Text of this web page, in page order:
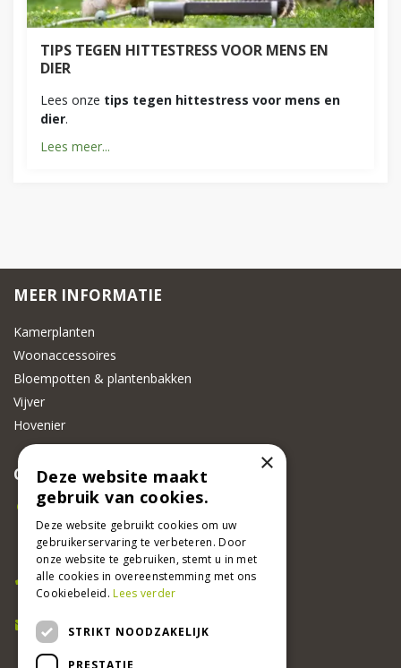
TIPS TEGEN HITTESTRESS VOOR MENS EN
DIER
Lees onze tips tegen hittestress voor mens en
dier.
Lees meer...
MEER INFORMATIE
Kamerplanten
Woonaccessoires
Bloempotten & plantenbakken
Vijver
Hovenier
CONTACT
Beeker Tuincentrum
Adsteeg 31
6191 PW Beek
Bel ons
046 437 2881
E-mail
info@beekertuincentrum.nl
×
Deze website maakt
gebruik van cookies.
Deze website gebruikt cookies om uw
gebruikerservaring te verbeteren. Door
onze website te gebruiken, stemt u in met
alle cookies in overeenstemming met ons
Cookiebeleid.Lees verder
STRIKT NOODZAKELIJK
PRESTATIE